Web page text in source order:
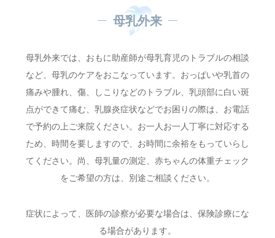
母乳外来
母乳外来では、おもに助産師が母乳育児のトラブルの相談
など、母乳のケアをおこなっています。おっぱいや乳首の
痛みや腫れ、傷、しこりなどのトラブル、乳頭部に白い斑
点ができて痛む、乳腺炎症状などでお困りの際は、お電話
で予約の上ご来院ください。お一人お一人丁寧に対応する
ため、時間を要しますので、お時間に余裕をもっていらし
てください。尚、母乳量の測定、赤ちゃんの体重チェック
をご希望の方は、別途ご相談ください。
症状によって、医師の診察が必要な場合は、保険診療にな
る場合があります。